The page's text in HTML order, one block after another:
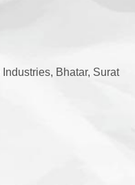
Bhatar, Surat